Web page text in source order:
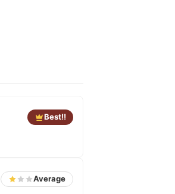
Best!!
Average